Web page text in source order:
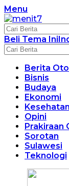
Langsung
ke
konten
Menu
Beli Tema Ini
Berita
Bisnis
Budaya
Ekonomi
Kesehatan
Opini
Prakiraan
Sorotan
Sulawesi
Teknologi